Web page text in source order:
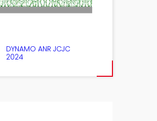
DYNAMO ANR JCJC
2024